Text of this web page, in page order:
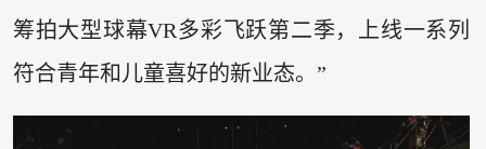
筹拍大型球幕VR多彩飞跃第二季，上线一系列
符合青年和儿童喜好的新业态。”